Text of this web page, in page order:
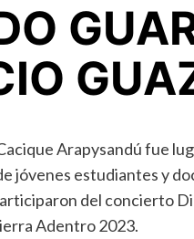
Arapysandú fue
jóvenes estudiantes y
del concierto
Adentro 2023.